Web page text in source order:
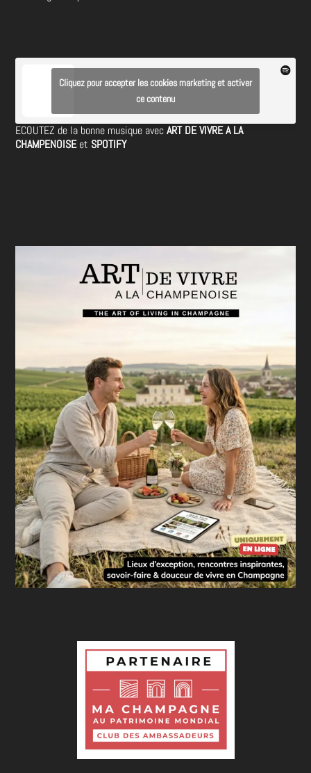
Cliquez pour accepter les cookies marketing et activer
ce contenu
ECOUTEZ de la bonne musique avecART DE VIVRE A LA
CHAMPENOISEet SPOTIFY